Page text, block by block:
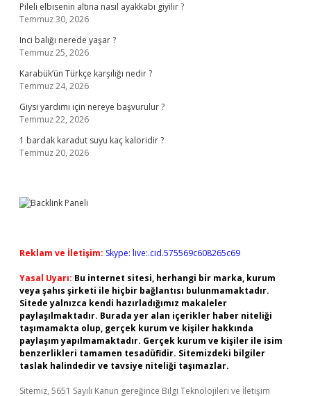
Pileli elbisenin altına nasıl ayakkabı giyilir ?
Temmuz 30, 2026
Inci balığı nerede yaşar ?
Temmuz 25, 2026
Karabük’ün Türkçe karşılığı nedir ?
Temmuz 24, 2026
Giysi yardımı için nereye başvurulur ?
Temmuz 22, 2026
1 bardak karadut suyu kaç kaloridir ?
Temmuz 20, 2026
Reklam ve İletişim: Skype: live:.cid.575569c608265c69
Yasal Uyarı: Bu internet sitesi, herhangi bir marka, kurum
veya şahıs şirketi ile hiçbir bağlantısı bulunmamaktadır.
Sitede yalnızca kendi hazırladığımız makaleler
paylaşılmaktadır. Burada yer alan içerikler haber niteliği
taşımamakta olup, gerçek kurum ve kişiler hakkında
paylaşım yapılmamaktadır. Gerçek kurum ve kişiler ile isim
benzerlikleri tamamen tesadüfidir. Sitemizdeki bilgiler
taslak halindedir ve tavsiye niteliği taşımazlar.
Sitemiz, 5651 Sayılı Kanun gereğince Bilgi Teknolojileri ve İletişim